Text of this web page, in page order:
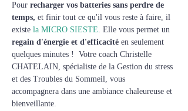
Pour recharger vos batteries sans perdre de
temps, et finir tout ce qu'il vous reste à faire, il
existe la MICRO SIESTE. Elle vous permet un
regain d'énergie et d'efficacité en seulement
quelques minutes !  Votre coach Christelle
CHATELAIN, spécialiste de la Gestion du stress
et des Troubles du Sommeil, vous
accompagnera dans une ambiance chaleureuse et
bienveillante.